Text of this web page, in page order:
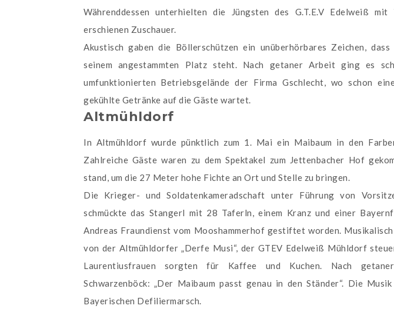
Währenddessen unterhielten die Jüngsten des G.T.E.V Edelweiß
erschienen Zuschauer.
Akustisch gaben die Böllerschützen ein unüberhörbares Zeichen,
seinem angestammten Platz steht. Nach getaner Arbeit ging es
umfunktionierten Betriebsgelände der Firma Gschlecht, wo schon
gekühlte Getränke auf die Gäste wartet.
Altmühldorf
In Altmühldorf wurde pünktlich zum 1. Mai ein Maibaum in den
Zahlreiche Gäste waren zu dem Spektakel zum Jettenbacher Hof
stand, um die 27 Meter hohe Fichte an Ort und Stelle zu bringen.
Die Krieger- und Soldatenkameradschaft unter Führung von
schmückte das Stangerl mit 28 Taferln, einem Kranz und einer
Andreas Fraundienst vom Mooshammerhof gestiftet worden.
von der Altmühldorfer „Derfe Musi“, der GTEV Edelweiß Mühldorf
Laurentiusfrauen sorgten für Kaffee und Kuchen. Nach
Schwarzenböck: „Der Maibaum passt genau in den Ständer“. Die
Bayerischen Defiliermarsch.